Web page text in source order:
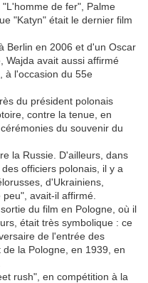
de fer", Palme
"Katyn" était le dernier film
Berlin en 2006 et d'un Oscar
Wajda avait aussi affirmé
à l'occasion du 55e
du président polonais
contre la tenue, en
du souvenir du
la Russie. D'ailleurs, dans
officiers polonais, il y a
d'Ukrainiens,
avait-il affirmé.
du film en Pologne, où il
était très symbolique : ce
de l'entrée des
la Pologne, en 1939, en
rush", en compétition à la